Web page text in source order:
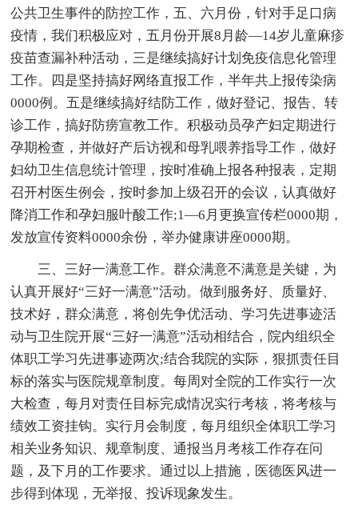
公共卫生事件的防控工作，五、六月份，针对手足口病
疫情，我们积极应对，五月份开展8月龄—14岁儿童麻疹
疫苗查漏补种活动，三是继续搞好计划免疫信息化管理
工作。四是坚持搞好网络直报工作，半年共上报传染病
0000例。五是继续搞好结防工作，做好登记、报告、转
诊工作，搞好防痨宣教工作。积极动员孕产妇定期进行
孕期检查，并做好产后访视和母乳喂养指导工作，做好
妇幼卫生信息统计管理，按时准确上报各种报表，定期
召开村医生例会，按时参加上级召开的会议，认真做好
降消工作和孕妇服叶酸工作;1—6月更换宣传栏0000期，
发放宣传资料0000余份，举办健康讲座0000期。
三、三好一满意工作。群众满意不满意是关键，为
认真开展好“三好一满意”活动。做到服务好、质量好、
技术好，群众满意，将创先争优活动、学习先进事迹活
动与卫生院开展“三好一满意”活动相结合，院内组织全
体职工学习先进事迹两次;结合我院的实际，狠抓责任目
标的落实与医院规章制度。每周对全院的工作实行一次
大检查，每月对责任目标完成情况实行考核，将考核与
绩效工资挂钩。实行月会制度，每月组织全体职工学习
相关业务知识、规章制度、通报当月考核工作存在问
题，及下月的工作要求。通过以上措施，医德医风进一
步得到体现，无举报、投诉现象发生。